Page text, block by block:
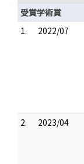
受賞学術賞
1.
2022/07
2.
2023/04